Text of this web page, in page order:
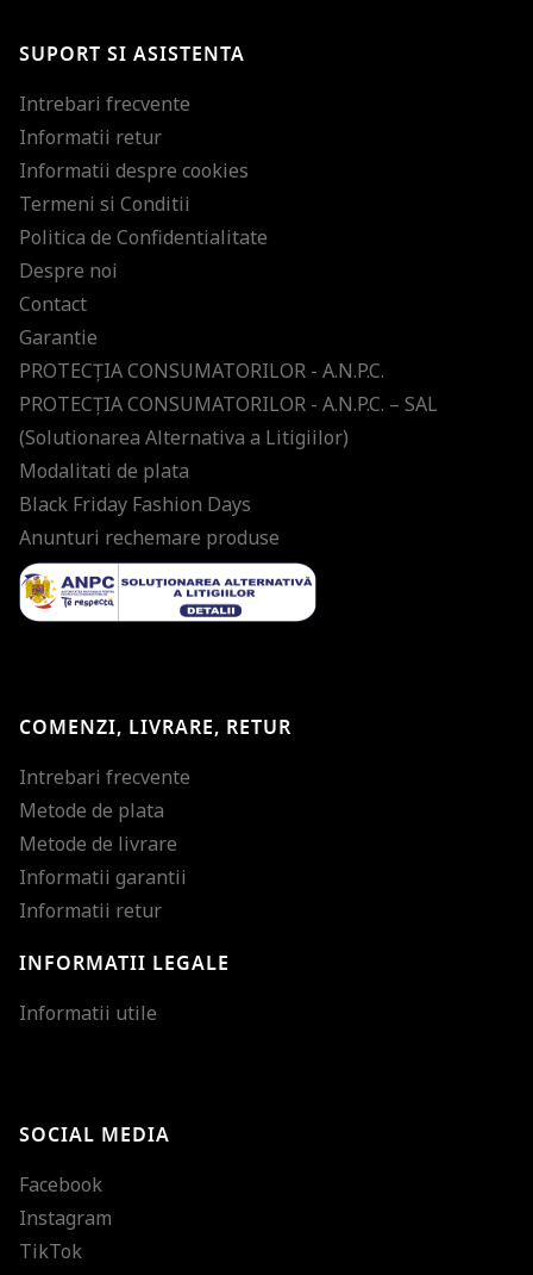
SUPORT SI ASISTENTA
Intrebari frecvente
Informatii retur
Informatii despre cookies
Termeni si Conditii
Politica de Confidentialitate
Despre noi
Contact
Garantie
PROTECŢIA CONSUMATORILOR - A.N.P.C.
PROTECŢIA CONSUMATORILOR - A.N.P.C. – SAL
(Solutionarea Alternativa a Litigiilor)
Modalitati de plata
Black Friday Fashion Days
Anunturi rechemare produse
COMENZI, LIVRARE, RETUR
Intrebari frecvente
Metode de plata
Metode de livrare
Informatii garantii
Informatii retur
INFORMATII LEGALE
Informatii utile
SOCIAL MEDIA
Facebook
Instagram
TikTok